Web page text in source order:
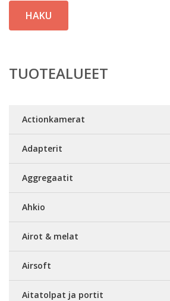
HAKU
TUOTEALUEET
Actionkamerat
Adapterit
Aggregaatit
Ahkio
Airot & melat
Airsoft
Aitatolpat ja portit